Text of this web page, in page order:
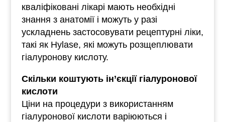
кваліфіковані лікарі мають необхідні
знання з анатомії і можуть у разі
ускладнень застосовувати рецептурні ліки,
такі як Hylase, які можуть розщеплювати
гіалуронову кислоту.
Скільки коштують ін’єкції гіалуронової
кислоти
Ціни на процедури з використанням
гіалуронової кислоти варіюються і